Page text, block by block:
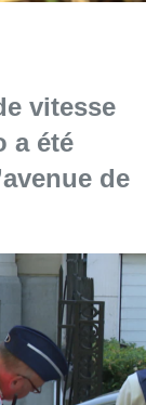
vitesse
a été
de